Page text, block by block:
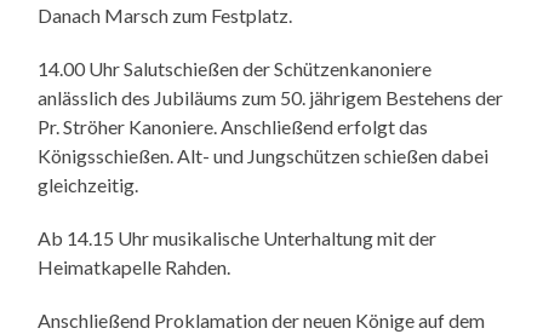
Danach Marsch zum Festplatz.
14.00 Uhr Salutschießen der Schützenkanoniere
anlässlich des Jubiläums zum 50. jährigem Bestehens der
Pr. Ströher Kanoniere. Anschließend erfolgt das
Königsschießen. Alt- und Jungschützen schießen dabei
gleichzeitig.
Ab 14.15 Uhr musikalische Unterhaltung mit der
Heimatkapelle Rahden.
Anschließend Proklamation der neuen Könige auf dem